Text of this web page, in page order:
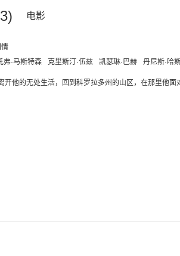
电影
弗·马斯特森 克里斯汀·伍兹 凯瑟琳·巴赫 丹尼斯·哈
他的无处生活，回到科罗拉多州的山区，在那里他面